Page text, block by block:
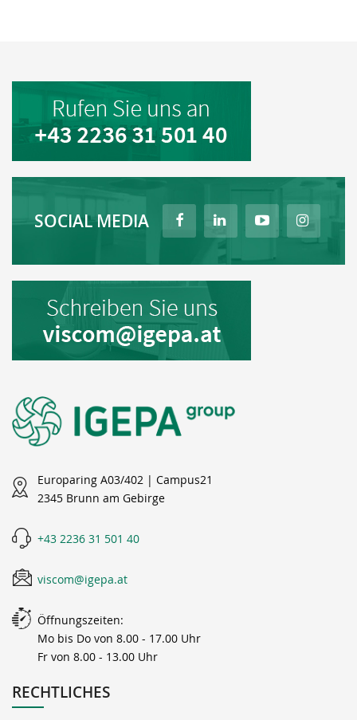
SOCIAL MEDIA
Europaring A03/402 | Campus21
2345 Brunn am Gebirge
+43 2236 31 501 40
viscom@igepa.at
Öffnungszeiten:
Mo bis Do von 8.00 - 17.00 Uhr
Fr von 8.00 - 13.00 Uhr
RECHTLICHES